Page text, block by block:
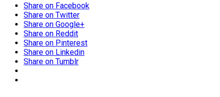
Share on Facebook
Share on Twitter
Share on Google+
Share on Reddit
Share on Pinterest
Share on Linkedin
Share on Tumblr